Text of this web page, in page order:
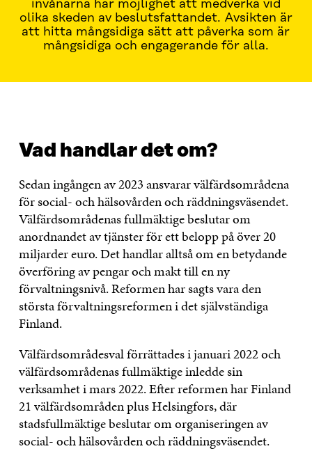
invånarna har möjlighet att medverka vid
olika skeden av beslutsfattandet. Avsikten är
att hitta mångsidiga sätt att påverka som är
mångsidiga och engagerande för alla.
Vad handlar det om?
Sedan ingången av 2023 ansvarar välfärdsområdena
för social- och hälsovården och räddningsväsendet.
Välfärdsområdenas fullmäktige beslutar om
anordnandet av tjänster för ett belopp på över 20
miljarder euro. Det handlar alltså om en betydande
överföring av pengar och makt till en ny
förvaltningsnivå. Reformen har sagts vara den
största förvaltningsreformen i det självständiga
Finland.
Välfärdsområdesval förrättades i januari 2022 och
välfärdsområdenas fullmäktige inledde sin
verksamhet i mars 2022. Efter reformen har Finland
21 välfärdsområden plus Helsingfors, där
stadsfullmäktige beslutar om organiseringen av
social- och hälsovården och räddningsväsendet.